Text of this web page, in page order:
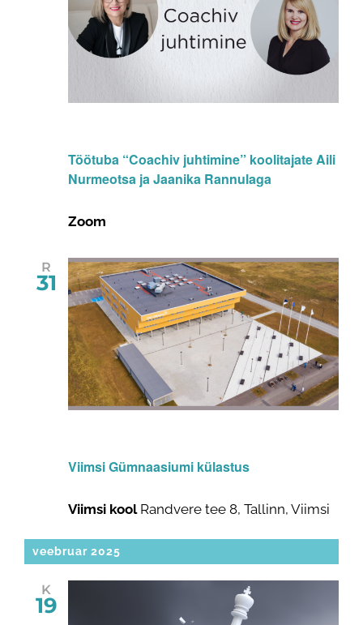
Töötuba “Coachiv juhtimine” koolitajate Aili
Nurmeotsa ja Jaanika Rannulaga
Zoom
R
31
Viimsi Gümnaasiumi külastus
Viimsi kool Randvere tee 8, Tallinn, Viimsi
veebruar 2025
K
19